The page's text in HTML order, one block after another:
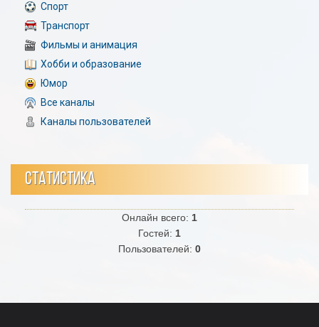
Спорт
Транспорт
Фильмы и анимация
Хобби и образование
Юмор
Все каналы
Каналы пользователей
СТАТИСТИКА
Онлайн всего: 1
Гостей: 1
Пользователей: 0